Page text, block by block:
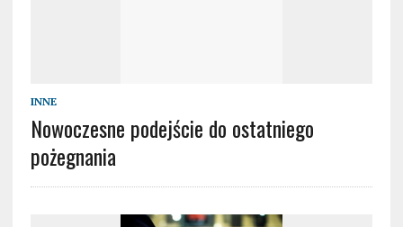
INNE
Nowoczesne podejście do ostatniego
pożegnania